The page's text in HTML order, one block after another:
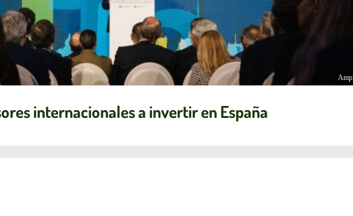
internacionales a invertir en España